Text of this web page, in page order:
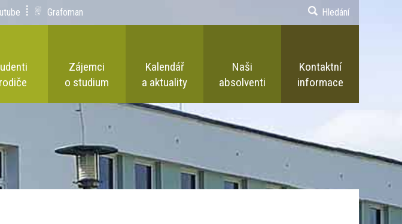
Grafoman Hledání
Zájemci
o studium
Kalendář
a aktuality
Naši
absolventi
Kontaktní
informace